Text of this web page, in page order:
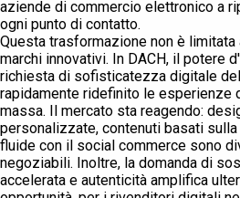
aziende di commercio elettronico a
ogni punto di contatto.
Questa trasformazione non è limitata
marchi innovativi. In DACH, il potere
richiesta di sofisticatezza digitale
rapidamente ridefinito le esperienze
massa. Il mercato sta reagendo:
personalizzate, contenuti basati
fluide con il social commerce sono
negoziabili. Inoltre, la domanda di
accelerata e autenticità amplifica